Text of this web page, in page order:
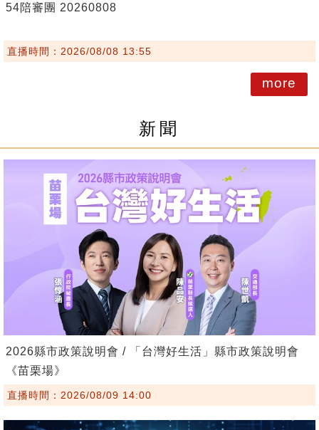
54陪審團 20260808
直播時間：2026/08/08 13:55
more
新聞
2026縣市政策說明會 / 「台灣好生活」縣市政策說明會
《苗栗場》
直播時間：2026/08/09 14:00